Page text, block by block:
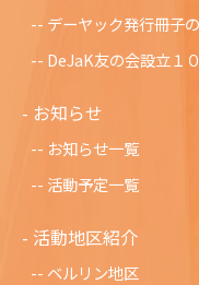
デーヤック発行冊子
DeJaK友の会設立１
お知らせ
お知らせ一覧
活動予定一覧
活動地区紹介
ベルリン地区